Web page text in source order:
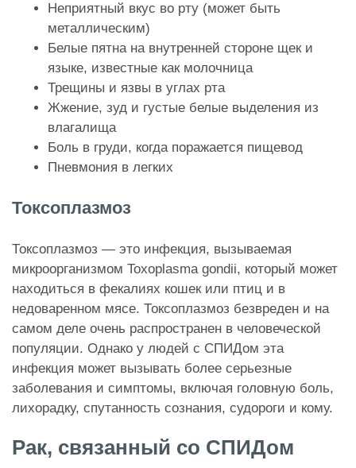
Неприятный вкус во рту (может быть
металлическим)
Белые пятна на внутренней стороне щек и
языке, известные как молочница
Трещины и язвы в углах рта
Жжение, зуд и густые белые выделения из
влагалища
Боль в груди, когда поражается пищевод
Пневмония в легких
Токсоплазмоз
Токсоплазмоз — это инфекция, вызываемая
микроорганизмом Toxoplasma gondii, который может
находиться в фекалиях кошек или птиц и в
недоваренном мясе. Токсоплазмоз безвреден и на
самом деле очень распространен в человеческой
популяции. Однако у людей с СПИДом эта
инфекция может вызывать более серьезные
заболевания и симптомы, включая головную боль,
лихорадку, спутанность сознания, судороги и кому.
Рак, связанный со СПИДом